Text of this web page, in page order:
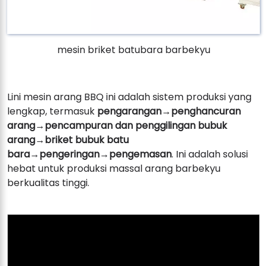
mesin briket batubara barbekyu
Lini mesin arang BBQ ini adalah sistem produksi yang
lengkap, termasuk pengarangan→penghancuran
arang→pencampuran dan penggilingan bubuk
arang→briket bubuk batu
bara→pengeringan→pengemasan. Ini adalah solusi
hebat untuk produksi massal arang barbekyu
berkualitas tinggi.